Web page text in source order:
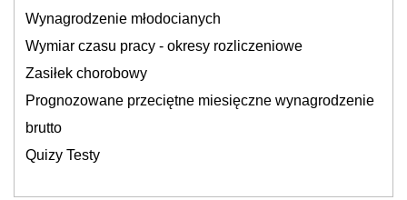
Wynagrodzenie młodocianych
Wymiar czasu pracy - okresy rozliczeniowe
Zasiłek chorobowy
Prognozowane przeciętne miesięczne wynagrodzenie
brutto
Quizy Testy